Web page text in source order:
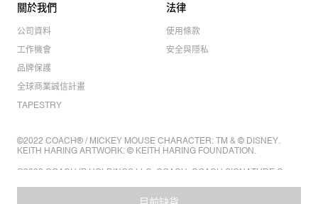
關於我們
公司資料
工作機會
品牌保護
全球商業誠信計畫
TAPESTRY
法律
使用條款
安全與隱私
©2022 COACH® / MICKEY MOUSE CHARACTER: TM & © DISNEY.
KEITH HARING ARTWORK: © KEITH HARING FOUNDATION.
©2022 COACH IP HOLDINGS LLC. COACH, COACH SIGNATURE C